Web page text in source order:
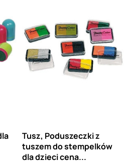
Tusz, Poduszeczki z
tuszem do stempelków
dla dzieci cena...